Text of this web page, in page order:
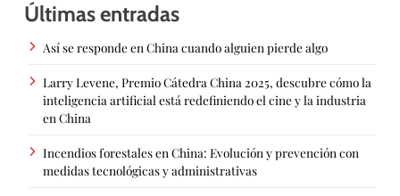
Últimas entradas
Así se responde en China cuando alguien pierde algo
Larry Levene, Premio Cátedra China 2025, descubre cómo la
inteligencia artificial está redefiniendo el cine y la industria
en China
Incendios forestales en China: Evolución y prevención con
medidas tecnológicas y administrativas